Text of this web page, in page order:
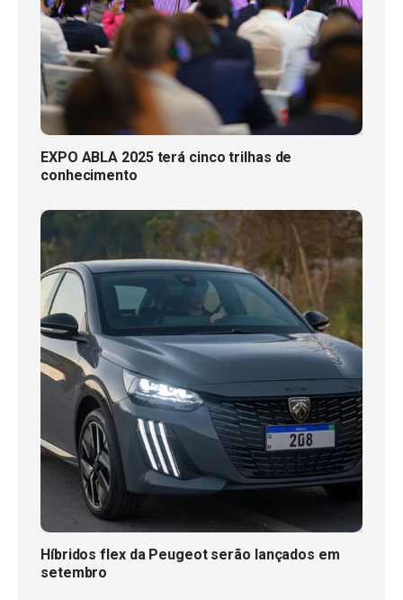
EXPO ABLA 2025 terá cinco trilhas de
conhecimento
Híbridos flex da Peugeot serão lançados em
setembro